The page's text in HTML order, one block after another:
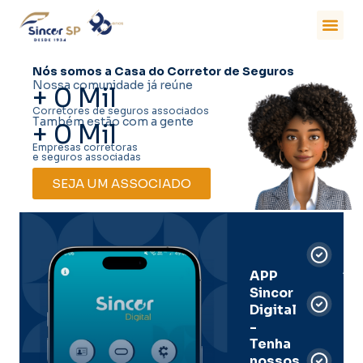
Nós somos a Casa do Corretor de Seguros
Nossa comunidade já reúne
+0 Mil
Corretores de seguros associados
Também estão com a gente
+0Mil
Empresas corretoras
e seguros associadas
SEJA UM ASSOCIADO
APP
Sincor
Digital
-
Tenha